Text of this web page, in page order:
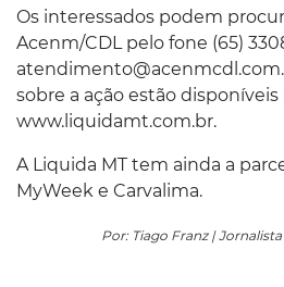
Os interessados podem
Acenm/CDL pelo fone (65)
sobre a ação estão disponíveis
www.liquidamt.com.br.
A Liquida MT tem ainda a
MyWeek e Carvalima.
Por: Tiago Franz |